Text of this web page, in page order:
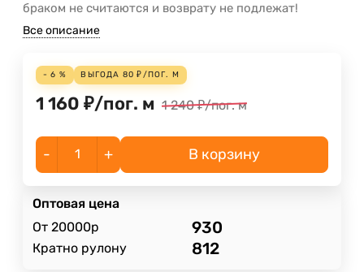
браком не считаются и возврату не подлежат!
Все описание
- 6 % ВЫГОДА 80 ₽/ПОГ. М
1 160 ₽/пог. м 1 240 ₽/пог. м
- + В корзину
Оптовая цена
От 20000р
930
Кратно рулону 812